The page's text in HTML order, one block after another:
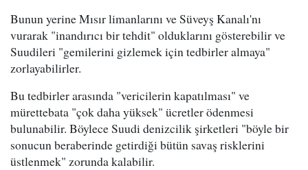
Bunun yerine Mısır limanlarını ve Süveyş Kanalı'nı
vurarak "inandırıcı bir tehdit" olduklarını gösterebilir ve
Suudileri "gemilerini gizlemek için tedbirler almaya"
zorlayabilirler.
Bu tedbirler arasında "vericilerin kapatılması" ve
mürettebata "çok daha yüksek" ücretler ödenmesi
bulunabilir. Böylece Suudi denizcilik şirketleri "böyle bir
sonucun beraberinde getirdiği bütün savaş risklerini
üstlenmek" zorunda kalabilir.